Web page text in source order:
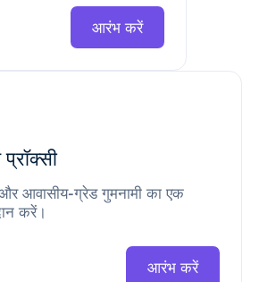
आरंभ करें
आवासीय-ग्रेड गुमनामी का एक
करें।
आरंभ करें